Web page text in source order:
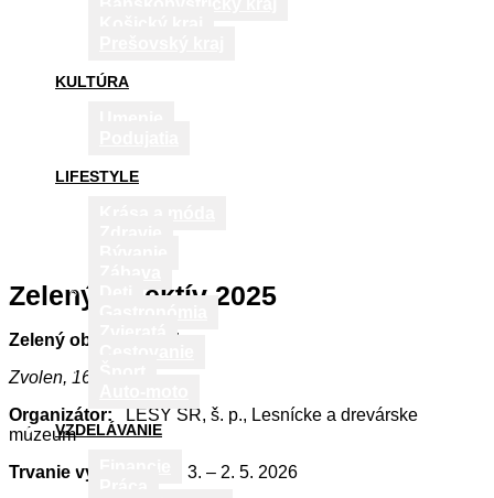
KULTÚRA
LIFESTYLE
VZDELÁVANIE
Zelený objektív 2025
Zelený objektív 2025
Zvolen, 16.3.2026
Organizátor:
LESY SR, š. p., Lesnícke a drevárske
múzeum
Trvanie výstavy:
26. 3. – 2. 5. 2026